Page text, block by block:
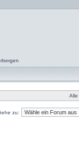
Alle
zu: